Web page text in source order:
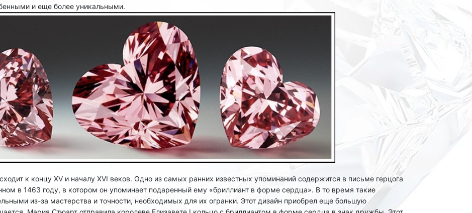
и еще более уникальными.
к концу XV и началу XVI веков. Одно из самых ранних известных упоминаний содержится в письме герцога
в 1463 году, в котором он упоминает подаренный ему «бриллиант в форме сердца». В то время такие
из-за мастерства и точности, необходимых для их огранки. Этот дизайн приобрел еще большую